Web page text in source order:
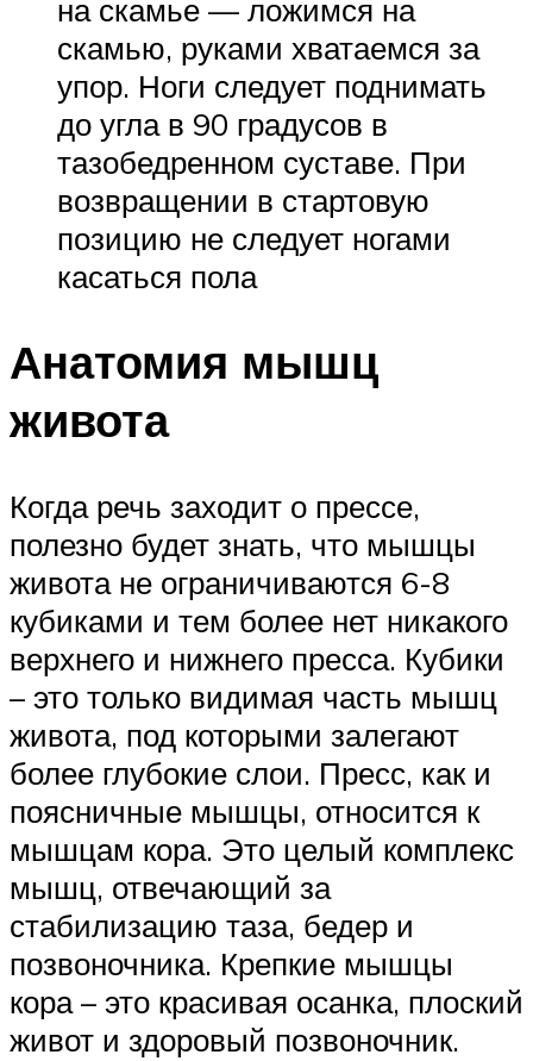
на скамье — ложимся на
скамью, руками хватаемся за
упор. Ноги следует поднимать
до угла в 90 градусов в
тазобедренном суставе. При
возвращении в стартовую
позицию не следует ногами
касаться пола
Анатомия мышц
живота
Когда речь заходит о прессе,
полезно будет знать, что мышцы
живота не ограничиваются 6-8
кубиками и тем более нет никакого
верхнего и нижнего пресса. Кубики
– это только видимая часть мышц
живота, под которыми залегают
более глубокие слои. Пресс, как и
поясничные мышцы, относится к
мышцам кора. Это целый комплекс
мышц, отвечающий за
стабилизацию таза, бедер и
позвоночника. Крепкие мышцы
кора – это красивая осанка, плоский
живот и здоровый позвоночник.